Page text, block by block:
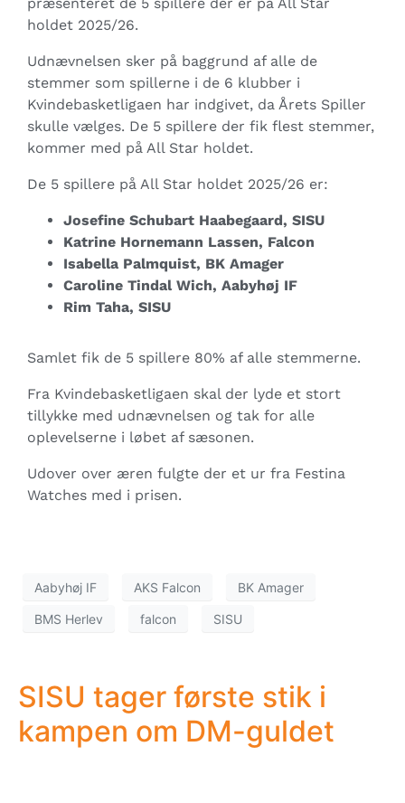
holdet 2025/26.
Udnævnelsen sker på baggrund af alle de
stemmer som spillerne i de 6 klubber i
Kvindebasketligaen har indgivet, da Årets Spiller
skulle vælges. De 5 spillere der fik flest stemmer,
kommer med på All Star holdet.
De 5 spillere på All Star holdet 2025/26 er:
Josefine Schubart Haabegaard, SISU
Katrine Hornemann Lassen, Falcon
Isabella Palmquist, BK Amager
Caroline Tindal Wich, Aabyhøj IF
Rim Taha, SISU
Samlet fik de 5 spillere 80% af alle stemmerne.
Fra Kvindebasketligaen skal der lyde et stort
tillykke med udnævnelsen og tak for alle
oplevelserne i løbet af sæsonen.
Udover over æren fulgte der et ur fra Festina
Watches med i prisen.
Aabyhøj IF AKS Falcon BK Amager
BMS Herlev falcon SISU
SISU tager første stik i
kampen om DM-guldet